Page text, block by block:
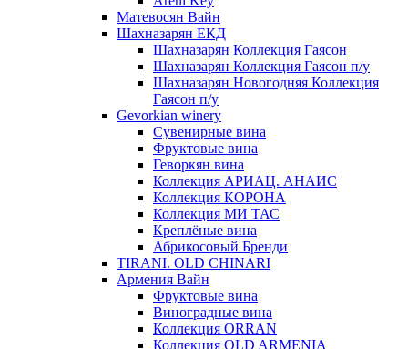
Матевосян Вайн
Шахназарян ЕКД
Шахназарян Коллекция Гаясон
Шахназарян Коллекция Гаясон п/у
Шахназарян Новогодняя Коллекция
Гаясон п/у
Gevorkian winery
Сувенирные вина
Фруктовые вина
Геворкян вина
Коллекция АРИАЦ. АНАИС
Коллекция КОРОНА
Коллекция МИ ТАС
Креплёные вина
Абрикосовый Бренди
TIRANI. OLD CHINARI
Армения Вайн
Фруктовые вина
Виноградные вина
Коллекция ORRAN
Коллекция OLD ARMENIA